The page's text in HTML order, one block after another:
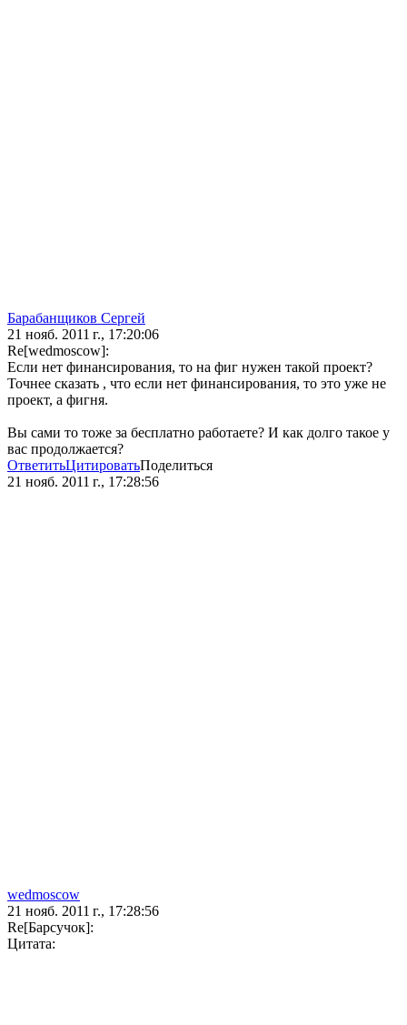
Барабанщиков Сергей
21 нояб. 2011 г., 17:20:06
Re[wedmoscow]:
Если нет финансирования, то на фиг нужен такой проект?
Точнее сказать , что если нет финансирования, то это уже не
проект, а фигня.
Вы сами то тоже за бесплатно работаете? И как долго такое у
вас продолжается?
ОтветитьЦитироватьПоделиться
21 нояб. 2011 г., 17:28:56
wedmoscow
21 нояб. 2011 г., 17:28:56
Re[Барсучок]:
Цитата: